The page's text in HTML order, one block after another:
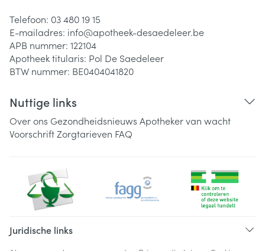
Telefoon: 03 480 19 15
E-mailadres: info@apotheek-desaedeleer.be
APB nummer: 122104
Apotheek titularis: Pol De Saedeleer
BTW nummer: BE0404041820
Nuttige links
Over ons Gezondheidsnieuws Apotheker van wacht
VoorschriftZorgtarieven FAQ
Juridische links